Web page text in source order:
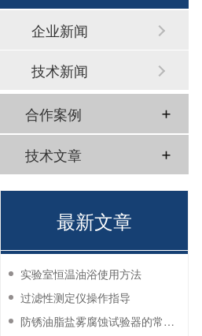
企业新闻
技术新闻
合作案例
技术文章
最新文章
实验室恒温油浴使用方法
过滤性测定仪操作指导
防锈油脂盐雾腐蚀试验器的常见故障与解决方法